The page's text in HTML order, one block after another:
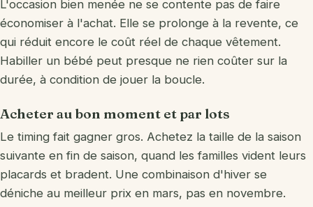
L'occasion bien menée ne se contente pas de faire
économiser à l'achat. Elle se prolonge à la revente, ce
qui réduit encore le coût réel de chaque vêtement.
Habiller un bébé peut presque ne rien coûter sur la
durée, à condition de jouer la boucle.
Acheter au bon moment et par lots
Le timing fait gagner gros. Achetez la taille de la saison
suivante en fin de saison, quand les familles vident leurs
placards et bradent. Une combinaison d'hiver se
déniche au meilleur prix en mars, pas en novembre.